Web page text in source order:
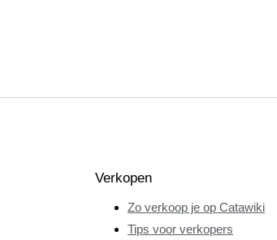
Verkopen
Zo verkoop je op Catawiki
Tips voor verkopers